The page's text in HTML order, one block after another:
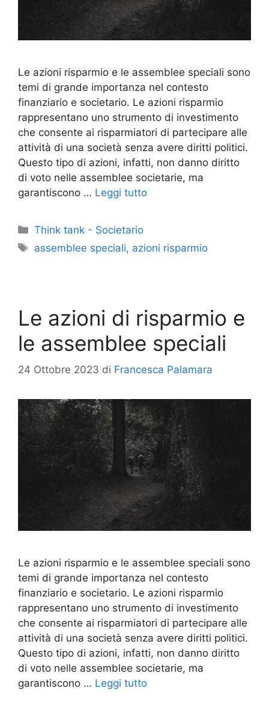
Le azioni risparmio e le assemblee speciali sono
temi di grande importanza nel contesto
finanziario e societario. Le azioni risparmio
rappresentano uno strumento di investimento
che consente ai risparmiatori di partecipare alle
attività di una società senza avere diritti politici.
Questo tipo di azioni, infatti, non danno diritto
di voto nelle assemblee societarie, ma
garantiscono … Leggi tutto
Categorie
Think tank - Societario
Tag
assemblee speciali, azioni risparmio
Le azioni di risparmio e
le assemblee speciali
24 Ottobre 2023 di Francesca Palamara
Le azioni risparmio e le assemblee speciali sono
temi di grande importanza nel contesto
finanziario e societario. Le azioni risparmio
rappresentano uno strumento di investimento
che consente ai risparmiatori di partecipare alle
attività di una società senza avere diritti politici.
Questo tipo di azioni, infatti, non danno diritto
di voto nelle assemblee societarie, ma
garantiscono … Leggi tutto